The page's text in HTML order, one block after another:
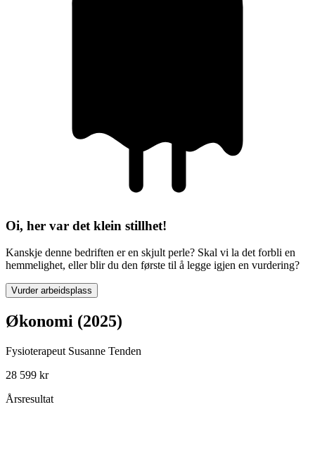
Oi, her var det klein stillhet!
Kanskje denne bedriften er en skjult perle? Skal vi la det forbli en
hemmelighet, eller blir du den første til å legge igjen en vurdering?
Vurder arbeidsplass
Økonomi (2025)
Fysioterapeut Susanne Tenden
28 599 kr
Årsresultat